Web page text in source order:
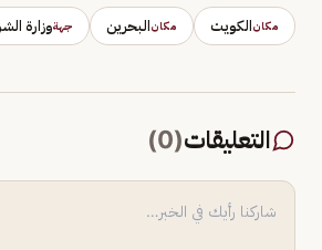
مكانالكويت مكانالبحرين جهةوزارة
التعليقات(
0
)